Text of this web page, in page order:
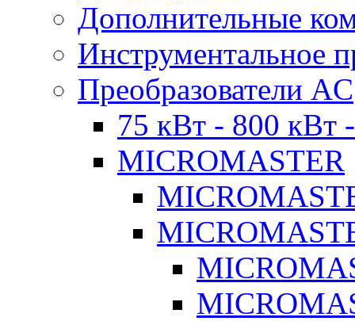
Дополнительные
Инструментальное
Преобразователи AC
75 кВт - 800 кВт
MICROMASTER